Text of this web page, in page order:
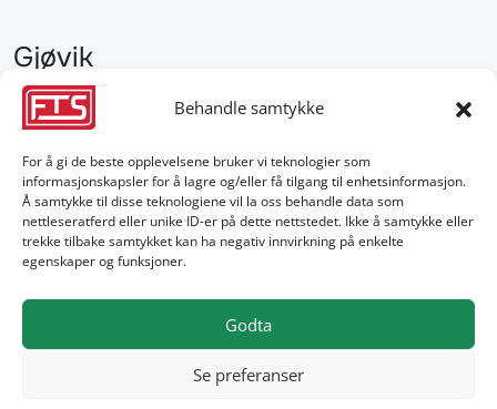
Behandle samtykke
For å gi de beste opplevelsene bruker vi teknologier som
informasjonskapsler for å lagre og/eller få tilgang til enhetsinformasjon.
Å samtykke til disse teknologiene vil la oss behandle data som
nettleseratferd eller unike ID-er på dette nettstedet. Ikke å samtykke eller
trekke tilbake samtykket kan ha negativ innvirkning på enkelte
egenskaper og funksjoner.
Godta
Se preferanser
Gjøvik
952 28 000
Damvegen 4, 2827 Hunndalen